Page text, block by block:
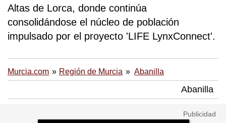
Altas de Lorca, donde continúa
consolidándose el núcleo de población
impulsado por el proyecto 'LIFE LynxConnect'.
Murcia.com Región de Murcia Abanilla
Abanilla